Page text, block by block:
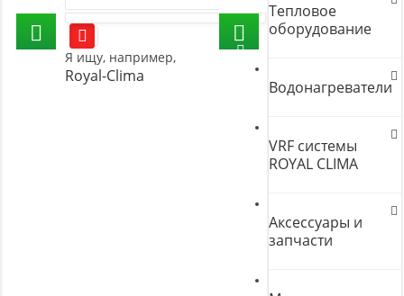
Я ищу, например,
Royal-Clima
Тепловое
оборудование
Водонагреватели
VRF системы
ROYAL CLIMA
Аксессуары и
запчасти